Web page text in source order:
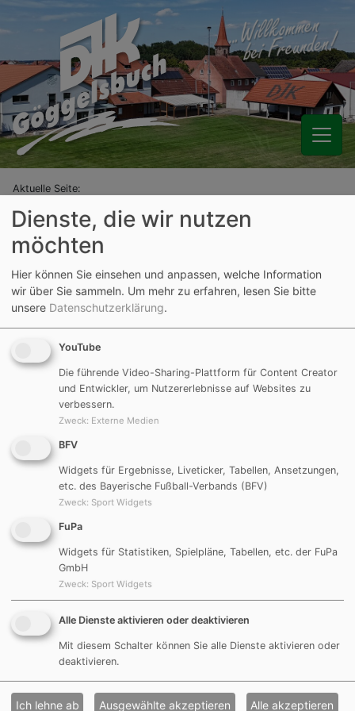
Aktuelle Seite:
U17 (B-Junioren)
Infos zum Spielbetrieb
Spielklasse
KREISLIGA NEUMARKT/JURA
Mannschaften der
Spielgemeinschaft
TSV Mörsdorf
Trainingszeiten
Hin- und Rückrunde
Dienstag 18:30 Uhr
Heimspiele
Hin- und Rückrunde Mörsdorf
Freitag 17:15 Uhr
Dienste, die wir nutzen
möchten
Hier können Sie einsehen und anpassen, welche Information
wir über Sie sammeln. Um mehr zu erfahren, lesen Sie bitte
unsere Datenschutzerklärung.
YouTube
Die führende Video-Sharing-Plattform für Content Creator
und Entwickler, um Nutzererlebnisse auf Websites zu
verbessern.
Zweck: Externe Medien
BFV
Widgets für Ergebnisse, Liveticker, Tabellen, Ansetzungen,
etc. des Bayerische Fußball-Verbands (BFV)
Zweck: Sport Widgets
FuPa
Widgets für Statistiken, Spielpläne, Tabellen, etc. der FuPa
GmbH
Zweck: Sport Widgets
Alle Dienste aktivieren oder deaktivieren
Mit diesem Schalter können Sie alle Dienste aktivieren oder
deaktivieren.
Ich lehne ab Ausgewählte akzeptieren Alle akzeptieren